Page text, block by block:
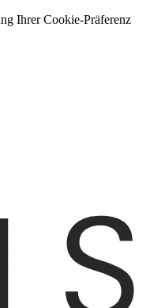
Ihrer Cookie-Präferenz